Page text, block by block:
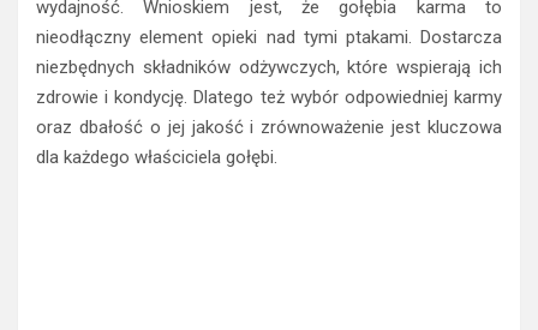
wydajność. Wnioskiem jest, że gołębia karma to
nieodłączny element opieki nad tymi ptakami. Dostarcza
niezbędnych składników odżywczych, które wspierają ich
zdrowie i kondycję. Dlatego też wybór odpowiedniej karmy
oraz dbałość o jej jakość i zrównoważenie jest kluczowa
dla każdego właściciela gołębi.